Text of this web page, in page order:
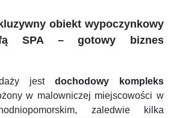
obiekt wypoczynkowy
SPA – gotowy biznes
jest dochodowy kompleks
w malowniczej miejscowości w
zaledwie kilka